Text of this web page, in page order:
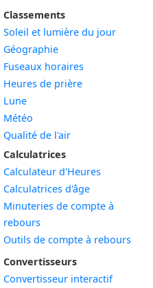
Classements
Soleil et lumière du jour
Géographie
Fuseaux horaires
Heures de prière
Lune
Météo
Qualité de l'air
Calculatrices
Calculateur d'Heures
Calculatrices d'âge
Minuteries de compte à
rebours
Outils de compte à rebours
Convertisseurs
Convertisseur interactif